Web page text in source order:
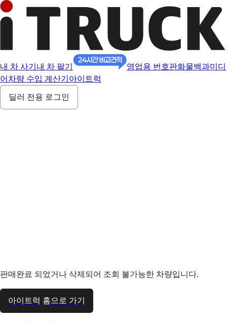
내 차 사기 내 차 팔기 영업용 번호판화물백과미디
어 차량 수입 계산기 아이트럭
딜러 전용 로그인
판매완료 되었거나 삭제되어 조회 불가능한 차량입니다.
아이트럭 홈으로 가기